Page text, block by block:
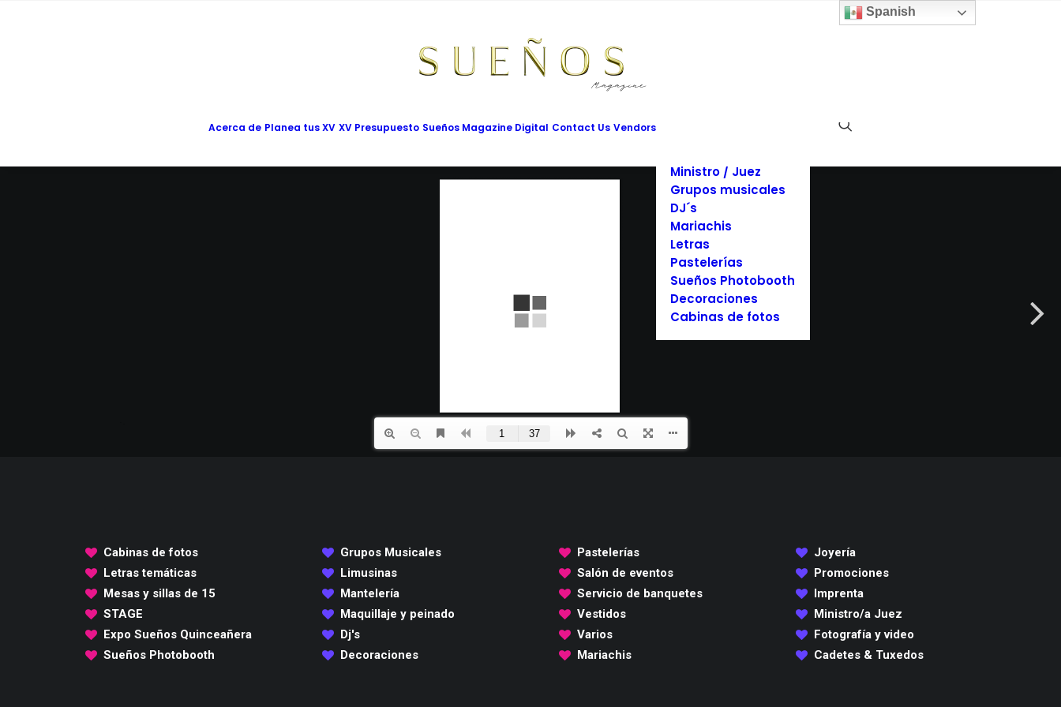
Acerca de Planea tus XV XV Presupuesto Sueños Magazine Digital Contact Us Vendors
Ministro / Juez
Grupos musicales
DJ´s
Mariachis
Letras
Pastelerías
Sueños Photobooth
Decoraciones
Cabinas de fotos
Cabinas de fotos
Letras temáticas
Mesas y sillas de 15
STAGE
Expo Sueños Quinceañera
Sueños Photobooth
Grupos Musicales
Limusinas
Mantelería
Maquillaje y peinado
Dj's
Decoraciones
Pastelerías
Salón de eventos
Servicio de banquetes
Vestidos
Varios
Mariachis
Joyería
Promociones
Imprenta
Ministro/a Juez
Fotografía y video
Cadetes & Tuxedos
Spanish